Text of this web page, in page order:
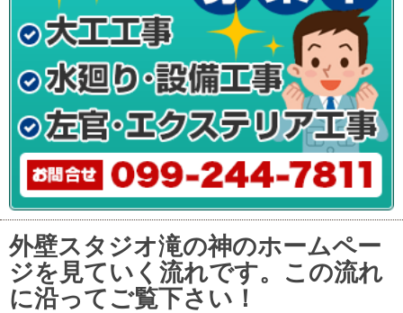
外壁スタジオ滝の神のホームペー
ジを見ていく流れです。この流れ
に沿ってご覧下さい！